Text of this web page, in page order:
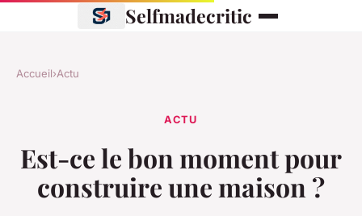
Selfmadecritic
Accueil›Actu
ACTU
Est-ce le bon moment pour
construire une maison ?